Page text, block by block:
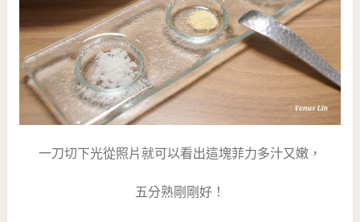
一刀切下光從照片就可以看出這塊菲力多汁又嫩，
五分熟剛剛好！